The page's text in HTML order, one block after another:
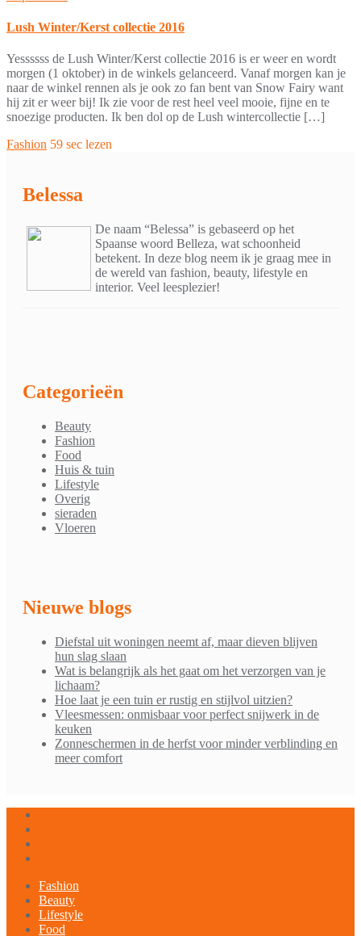
Lush Winter/Kerst collectie 2016
Yessssss de Lush Winter/Kerst collectie 2016 is er weer en wordt
morgen (1 oktober) in de winkels gelanceerd. Vanaf morgen kan je
naar de winkel rennen als je ook zo fan bent van Snow Fairy want
hij zit er weer bij! Ik zie voor de rest heel veel mooie, fijne en te
snoezige producten. Ik ben dol op de Lush wintercollectie […]
Fashion 59 sec lezen
Belessa
De naam “Belessa” is gebaseerd op het
Spaanse woord Belleza, wat schoonheid
betekent. In deze blog neem ik je graag mee in
de wereld van fashion, beauty, lifestyle en
interior. Veel leesplezier!
Categorieën
Beauty
Fashion
Food
Huis & tuin
Lifestyle
Overig
sieraden
Vloeren
Nieuwe blogs
Diefstal uit woningen neemt af, maar dieven blijven
hun slag slaan
Wat is belangrijk als het gaat om het verzorgen van je
lichaam?
Hoe laat je een tuin er rustig en stijlvol uitzien?
Vleesmessen: onmisbaar voor perfect snijwerk in de
keuken
Zonneschermen in de herfst voor minder verblinding en
meer comfort
Fashion
Beauty
Lifestyle
Food